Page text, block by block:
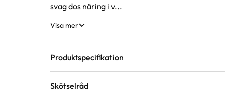
svag dos näring i v...
Visa mer
Produktspecifikation
Krukstorlek
Skötselråd